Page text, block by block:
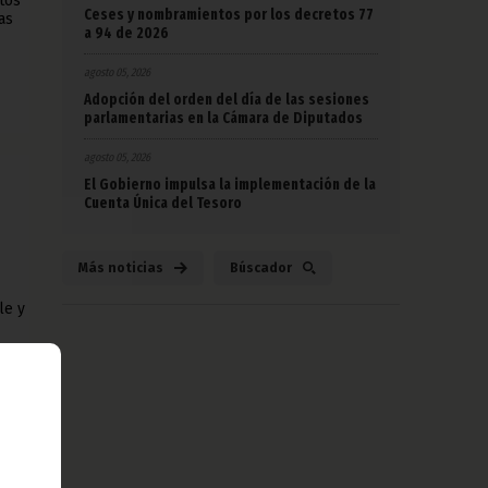
y
Ceses y nombramientos por los decretos 77
a 94 de 2026
agosto 05, 2026
Adopción del orden del día de las sesiones
parlamentarias en la Cámara de Diputados
agosto 05, 2026
El Gobierno impulsa la implementación de la
Cuenta Única del Tesoro
Más noticias Búscador